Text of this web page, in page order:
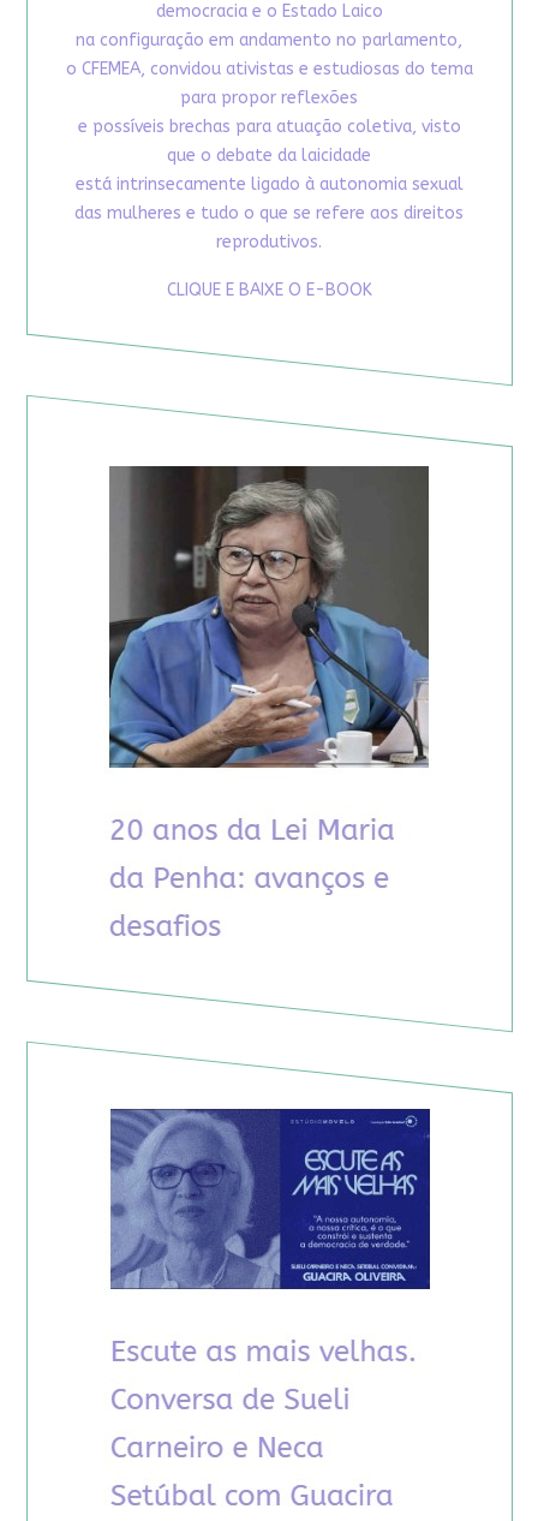
democracia e o Estado Laico
na configuração em andamento no parlamento,
o CFEMEA, convidou ativistas e estudiosas do tema
para propor reflexões
e possíveis brechas para atuação coletiva, visto
que o debate da laicidade
está intrinsecamente ligado à autonomia sexual
das mulheres e tudo o que se refere aos direitos
reprodutivos.
CLIQUE E BAIXE O E-BOOK